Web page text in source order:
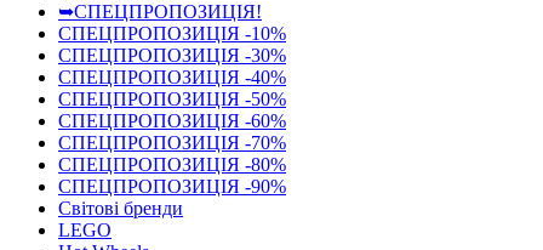
➥СПЕЦПРОПОЗИЦІЯ!
СПЕЦПРОПОЗИЦІЯ -10%
СПЕЦПРОПОЗИЦІЯ -30%
СПЕЦПРОПОЗИЦІЯ -40%
СПЕЦПРОПОЗИЦІЯ -50%
СПЕЦПРОПОЗИЦІЯ -60%
СПЕЦПРОПОЗИЦІЯ -70%
СПЕЦПРОПОЗИЦІЯ -80%
СПЕЦПРОПОЗИЦІЯ -90%
Світові бренди
LEGO